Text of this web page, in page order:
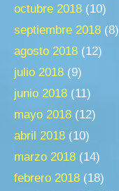
octubre 2018 (10)
septiembre 2018 (8)
agosto 2018 (12)
julio 2018 (9)
junio 2018 (11)
mayo 2018 (12)
abril 2018 (10)
marzo 2018 (14)
febrero 2018 (18)